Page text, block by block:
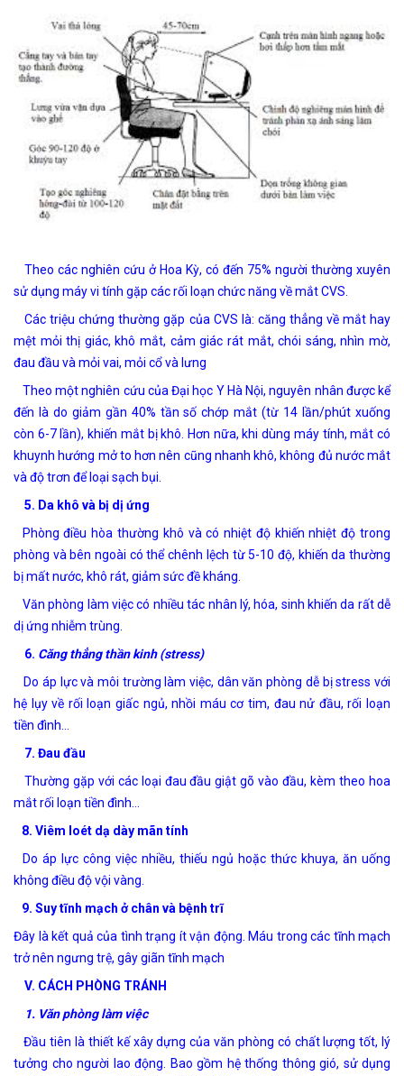
Theo các nghiên cứu ở Hoa Kỳ, có đến 75% người thường xuyên
sử dụng máy vi tính gặp các rối loạn chức năng về mắt CVS.
Các triệu chứng thường gặp của CVS là: căng thẳng về mắt hay
mệt mỏi thị giác, khô mắt, cảm giác rát mắt, chói sáng, nhìn mờ,
đau đầu và mỏi vai, mỏi cổ và lưng
Theo một nghiên cứu của Đại học Y Hà Nội, nguyên nhân được kể
đến là do giảm gần 40% tần số chớp mắt (từ 14 lần/phút xuống
còn 6-7 lần), khiến mắt bị khô. Hơn nữa, khi dùng máy tính, mắt có
khuynh hướng mở to hơn nên cũng nhanh khô, không đủ nước mắt
và độ trơn để loại sạch bụi.
5. Da khô và bị dị ứng
Phòng điều hòa thường khô và có nhiệt độ khiến nhiệt độ trong
phòng và bên ngoài có thể chênh lệch từ 5-10 độ, khiến da thường
bị mất nước, khô rát, giảm sức đề kháng.
Văn phòng làm việc có nhiều tác nhân lý, hóa, sinh khiến da rất dễ
dị ứng nhiễm trùng.
6. Căng thẳng thần kinh (stress)
Do áp lực và môi trường làm việc, dân văn phòng dễ bị stress với
hệ lụy về rối loạn giấc ngủ, nhồi máu cơ tim, đau nử đầu, rối loạn
tiền đình…
7. Đau đầu
Thường gặp với các loại đau đầu giật gõ vào đầu, kèm theo hoa
mắt rối loạn tiền đình…
8. Viêm loét dạ dày mãn tính
Do áp lực công việc nhiều, thiếu ngủ hoặc thức khuya, ăn uống
không điều độ vội vàng.
9. Suy tĩnh mạch ở chân và bệnh trĩ
Đây là kết quả của tình trạng ít vận động. Máu trong các tĩnh mạch
trở nên ngưng trệ, gây giãn tĩnh mạch
V. CÁCH PHÒNG TRÁNH
1. Văn phòng làm việc
Đầu tiên là thiết kế xây dựng của văn phòng có chất lượng tốt, lý
tưởng cho người lao động. Bao gồm hệ thống thông gió, sử dụng